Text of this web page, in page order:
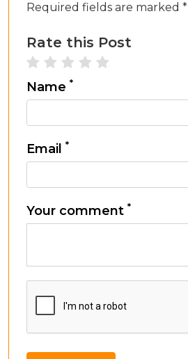
Required fields are marked *
Rate this Post
4 stars
3 stars
2 stars
1 star
Name *
Email *
Your comment *